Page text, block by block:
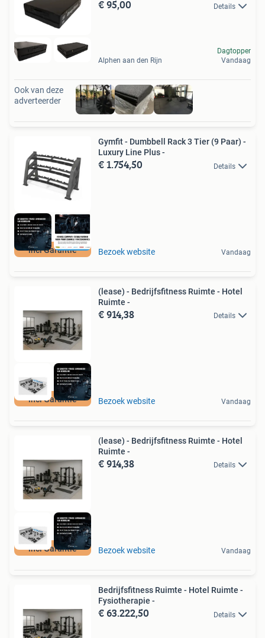
€ 95,00 Details
Alphen aan den Rijn
Dagtopper
Vandaag
Ook van deze
adverteerder
incl Garantie
Gymfit - Dumbbell Rack 3 Tier (9 Paar) -
Luxury Line Plus -
€ 1.754,50 Details
Bezoek website Vandaag
incl Garantie
(lease) - Bedrijfsfitness Ruimte - Hotel
Ruimte -
€ 914,38 Details
Bezoek website Vandaag
incl Garantie
(lease) - Bedrijfsfitness Ruimte - Hotel
Ruimte -
€ 914,38 Details
Bezoek website Vandaag
Bedrijfsfitness Ruimte - Hotel Ruimte -
Fysiotherapie -
€ 63.222,50 Details